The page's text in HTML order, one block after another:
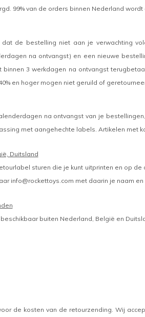
99% van de orders binnen Nederland
dat de bestelling niet aan je verwachting
na ontvangst) en een nieuwe
binnen 3 werkdagen na ontvangst
en hoger mogen niet geruild of
na ontvangst van je
met aangehechte labels. Artikelen met
Duitsland
sturen die je kunt uitprinten en op
info@rockettoys.com met daarin je naam en
buiten Nederland, België en
de kosten van de retourzending. Wij